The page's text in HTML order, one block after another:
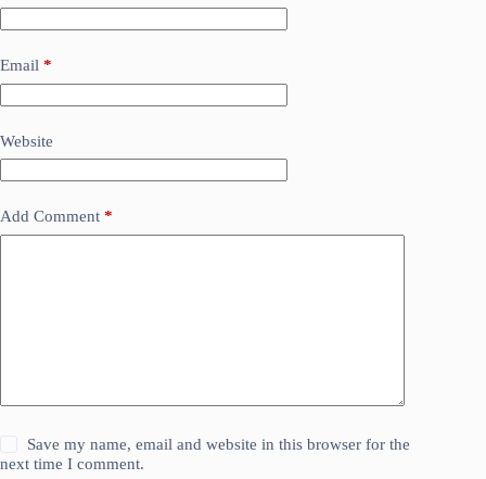
Email *
Website
Add Comment *
Save my name, email and website in this browser for the
next time I comment.